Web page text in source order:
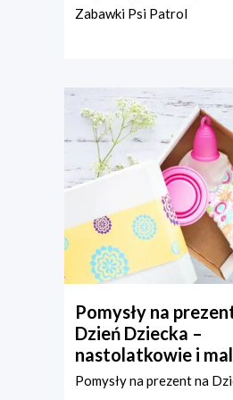
Zabawki Psi Patrol
Pomysły na
Dzień Dziecka –
nastolatkowie i
Pomysły na prezent na